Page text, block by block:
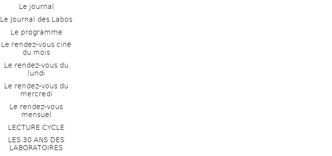
Le journal
Le Journal des Labos
Le programme
Le rendez-vous ciné
du mois
Le rendez-vous du
lundi
Le rendez-vous du
mercredi
Le rendez-vous
mensuel
LECTURE CYCLE
LES 30 ANS DES
LABORATOIRES